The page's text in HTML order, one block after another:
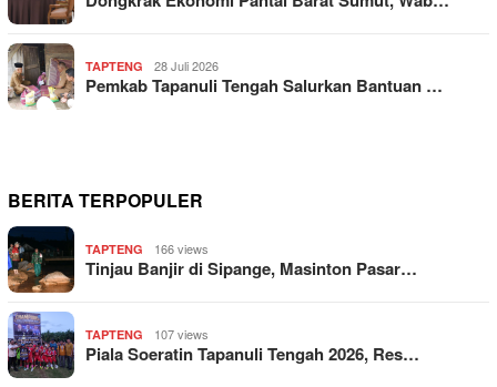
TAPTENG 28 Juli 2026
Pemkab Tapanuli Tengah Salurkan Bantuan …
BERITA TERPOPULER
TAPTENG 166 views
Tinjau Banjir di Sipange, Masinton Pasar…
TAPTENG 107 views
Piala Soeratin Tapanuli Tengah 2026, Res…